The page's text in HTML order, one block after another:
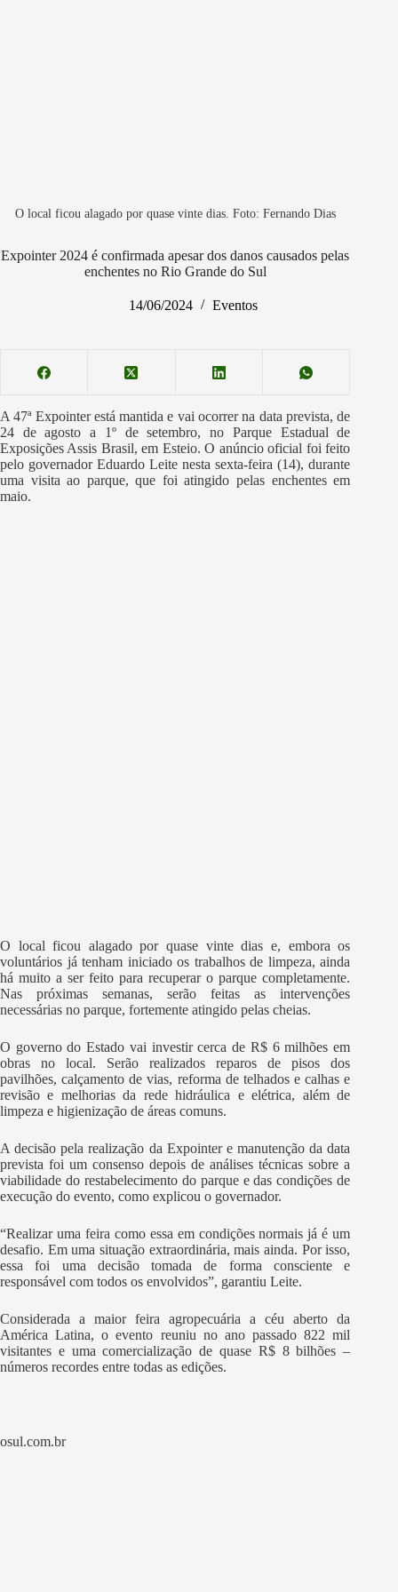
O local ficou alagado por quase vinte dias. Foto: Fernando Dias
Expointer 2024 é confirmada apesar dos danos causados pelas
enchentes no Rio Grande do Sul
14/06/2024 Eventos
A 47ª Expointer está mantida e vai ocorrer na data prevista, de
24 de agosto a 1º de setembro, no Parque Estadual de
Exposições Assis Brasil, em Esteio. O anúncio oficial foi feito
pelo governador Eduardo Leite nesta sexta-feira (14), durante
uma visita ao parque, que foi atingido pelas enchentes em
maio.
O local ficou alagado por quase vinte dias e, embora os
voluntários já tenham iniciado os trabalhos de limpeza, ainda
há muito a ser feito para recuperar o parque completamente.
Nas próximas semanas, serão feitas as intervenções
necessárias no parque, fortemente atingido pelas cheias.
O governo do Estado vai investir cerca de R$ 6 milhões em
obras no local. Serão realizados reparos de pisos dos
pavilhões, calçamento de vias, reforma de telhados e calhas e
revisão e melhorias da rede hidráulica e elétrica, além de
limpeza e higienização de áreas comuns.
A decisão pela realização da Expointer e manutenção da data
prevista foi um consenso depois de análises técnicas sobre a
viabilidade do restabelecimento do parque e das condições de
execução do evento, como explicou o governador.
“Realizar uma feira como essa em condições normais já é um
desafio. Em uma situação extraordinária, mais ainda. Por isso,
essa foi uma decisão tomada de forma consciente e
responsável com todos os envolvidos”, garantiu Leite.
Considerada a maior feira agropecuária a céu aberto da
América Latina, o evento reuniu no ano passado 822 mil
visitantes e uma comercialização de quase R$ 8 bilhões –
números recordes entre todas as edições.
osul.com.br